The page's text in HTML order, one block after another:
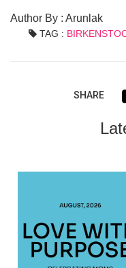
Author By : Arunlak
TAG :
SHARE